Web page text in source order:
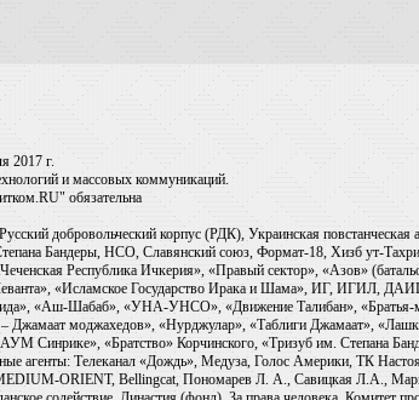
2017 г.
и массовых коммуникаций.
обязательна
добровольческий корпус (РДК), Украинская
Бандеры, НСО, Славянский союз, Формат-18, Хизб ут-
Республика Ичкерия», «Правый сектор», «Азов»
Леванта», «Исламское Государство Ирака и Шама», ИГ,
«Аш-Шабаб», «УНА-УНСО», «Движение Талибан», «Братья-
моджахедов», «Нурджулар», «Таблиги Джамаат»,
Синрике», «Братство» Корчинского, «Тризуб им. Степана
агенты: Телеканал «Дождь», Медуза, Голос Америки, ТК
ORIENT, Bellingcat, Пономарев Л. А., Савицкая Л.А.,